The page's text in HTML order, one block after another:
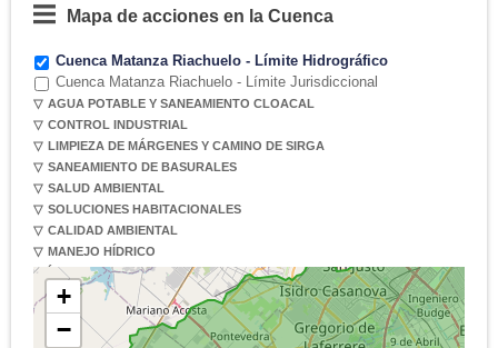
Cuenca Matanza Riachuelo - Límite Hidrográfico
Cuenca Matanza Riachuelo - Límite Jurisdiccional
AGUA POTABLE Y SANEAMIENTO CLOACAL
CONTROL INDUSTRIAL
LIMPIEZA DE MÁRGENES Y CAMINO DE SIRGA
SANEAMIENTO DE BASURALES
SALUD AMBIENTAL
SOLUCIONES HABITACIONALES
CALIDAD AMBIENTAL
MANEJO HÍDRICO
ÍNDICES DE CONTEXTO
+
−